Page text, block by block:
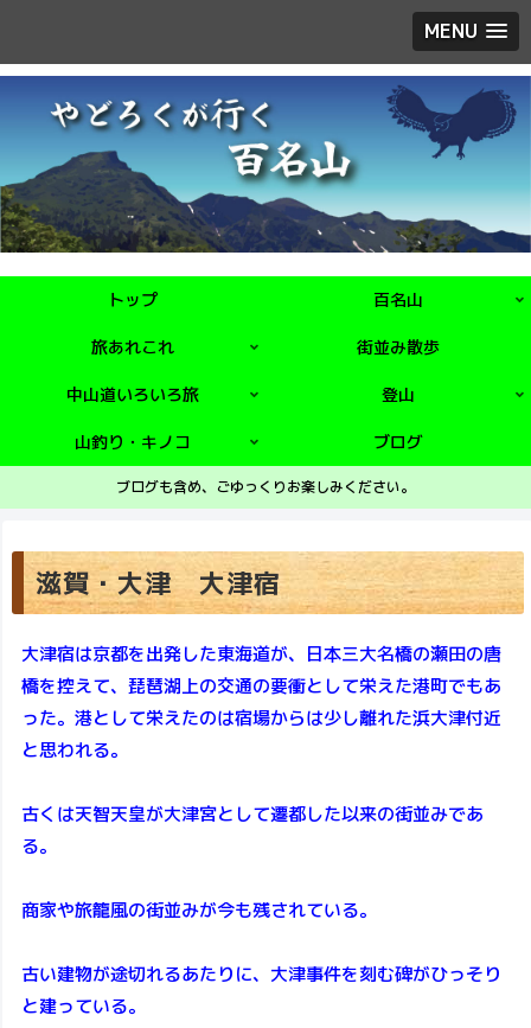
MENU
トップ 百名山
旅あれこれ 街並み散歩
中山道いろいろ旅 登山
山釣り・キノコ ブログ
ブログも含め、ごゆっくりお楽しみください。
滋賀・大津 大津宿
大津宿は京都を出発した東海道が、日本三大名橋の瀬田の唐
橋を控えて、琵琶湖上の交通の要衝として栄えた港町でもあ
った。港として栄えたのは宿場からは少し離れた浜大津付近
と思われる。
古くは天智天皇が大津宮として遷都した以来の街並みであ
る。
商家や旅籠風の街並みが今も残されている。
古い建物が途切れるあたりに、大津事件を刻む碑がひっそり
と建っている。